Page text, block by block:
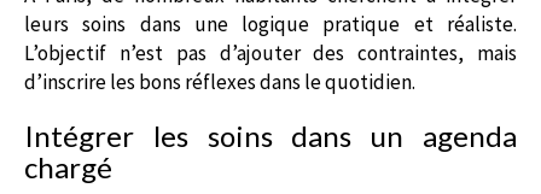
leurs soins dans une logique pratique et réaliste.
L’objectif n’est pas d’ajouter des contraintes, mais
d’inscrire les bons réflexes dans le quotidien.
Intégrer les soins dans un agenda
chargé